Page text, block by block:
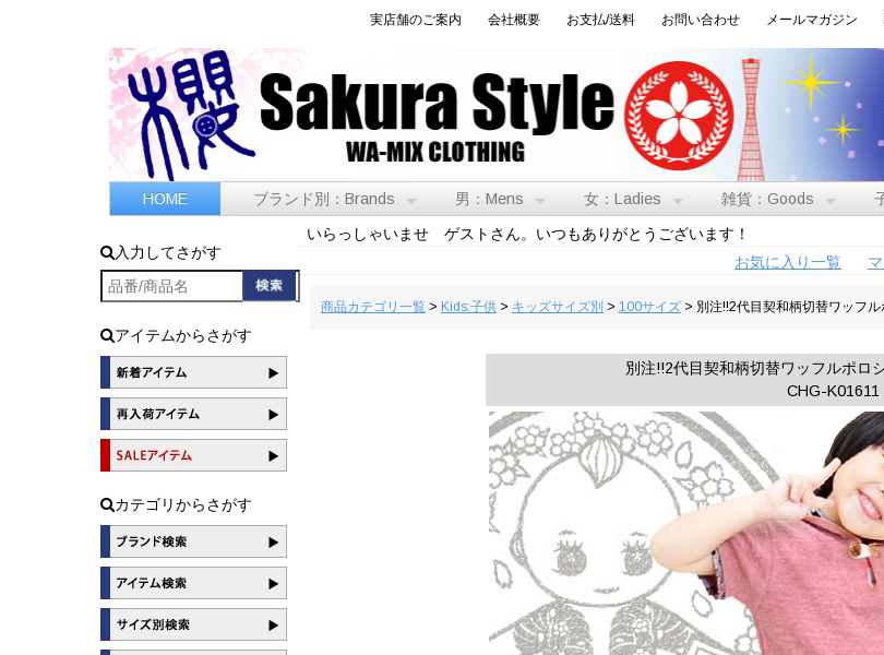
実店舗のご案内 会社概要 お支払/送料 お問い合わせ メールマガジン
HOME ブランド別：Brands 男：Mens 女：Ladies 雑貨：Goods
入力してさがす
アイテムからさがす
カテゴリからさがす
いらっしゃいませ ゲストさん。いつもありがとうございます！
お気に入り一覧
商品カテゴリ一覧> Kids:子供> キッズサイズ別 > 100サイズ> 別注!!2代目契和柄切替ワッフ
別注!!2代目契和柄切替ワッフルポロ
CHG-K01611